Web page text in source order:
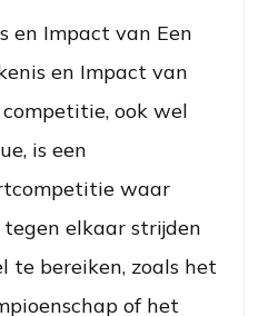
en Impact van Een
en Impact van
ook wel
is een
waar
elkaar strijden
te bereiken, zoals het
of het